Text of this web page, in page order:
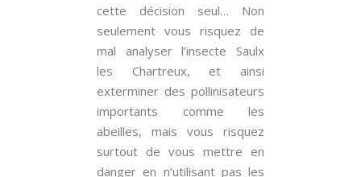
cette décision seul… Non
seulement vous risquez de
mal analyser l’insecte Saulx
les Chartreux, et ainsi
exterminer des pollinisateurs
importants comme les
abeilles, mais vous risquez
surtout de vous mettre en
danger en n’utilisant pas les